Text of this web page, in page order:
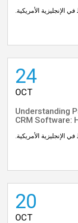
الأمريكية.
24
OCT
(English)
CRM Software:
الأمريكية.
20
OCT